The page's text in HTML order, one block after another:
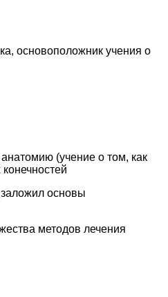
основоположник учения о
(учение о том, как
основы
методов лечения